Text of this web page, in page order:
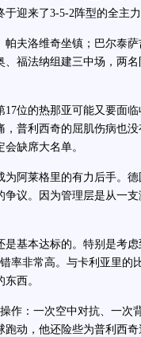
迎来了3-5-2阵型的全主
夫洛维奇坐镇；巴尔泰萨
福法纳组建三中场，两
位的热那亚可能又要面临
普利西奇的屈肌伤病也
缺席大名单。
阿莱格里的有力后手。德
议。因为管理层是从一
基本达标的。特别是考虑
率非常高。与卡利亚里的
西。
：一次空中对抗、一次
动，他还险些为普利西